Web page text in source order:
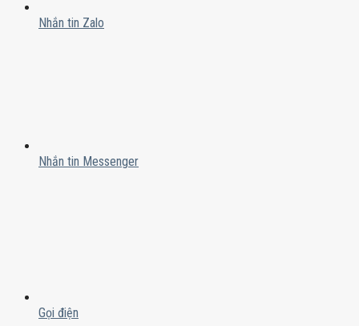
Nhắn tin Zalo
Nhắn tin Messenger
Gọi điện